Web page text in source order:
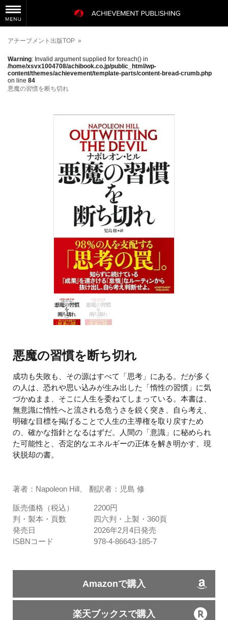
アチーブメント出版TOP »
Warning: Invalid argument supplied for foreach() in
/home/xsvx1004708/achibook.co.jp/public_html/wp-
content/themes/achievement/template-parts/content-bread-crumb.php
on line84
悪魔の習慣を断ち切れ
悪魔の習慣を断ち切れ
成功も失敗も、その源はすべて「思考」にある。だが多く
の人は、恐れや思い込みが生み出した「惰性の習慣」に気
づかぬまま、そこに人生を委ねてしまっている。本書は、
無意識に惰性へと流される危うさを鋭く突き、自ら考え、
明確な目標を掲げることで人生の主導権を取り戻すため
の、確かな指針となるはずだ。人間の「意識」に秘められ
た可能性と、否定的なエネルギーの正体を解き明かす、現
状脱却の書。
著者：Napoleon Hill、 翻訳者：児島 修
販売価格（税込）
2200円
判・製本・頁数
四六判・上製・360頁
発売日
2026年2月4日発売
ISBNコード
978-4-86643-185-7
Amazonで購入
楽天ブックスで購入